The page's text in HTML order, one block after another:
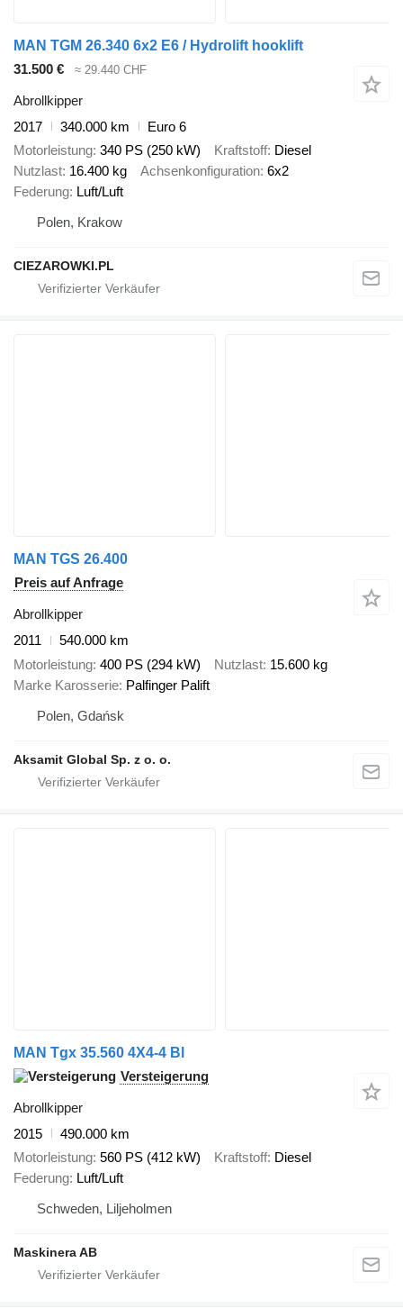
MAN TGM 26.340 6x2 E6 / Hydrolift hooklift
31.500 €
≈ 29.440 CHF
Abrollkipper
2017
340.000 km
Euro 6
Motorleistung 340 PS (250 kW) Kraftstoff Diesel
Nutzlast 16.400 kg Achsenkonfiguration 6x2
Federung Luft/Luft
Polen, Krakow
CIEZAROWKI.PL
MAN TGS 26.400
Preis auf Anfrage
Abrollkipper
2011
540.000 km
Motorleistung 400 PS (294 kW) Nutzlast 15.600 kg
Marke Karosserie Palfinger Palift
Polen, Gdańsk
Aksamit Global Sp. z o. o.
MAN Tgx 35.560 4X4-4 Bl
Versteigerung
Abrollkipper
2015
490.000 km
Motorleistung 560 PS (412 kW) Kraftstoff Diesel
Federung Luft/Luft
Schweden, Liljeholmen
Maskinera AB